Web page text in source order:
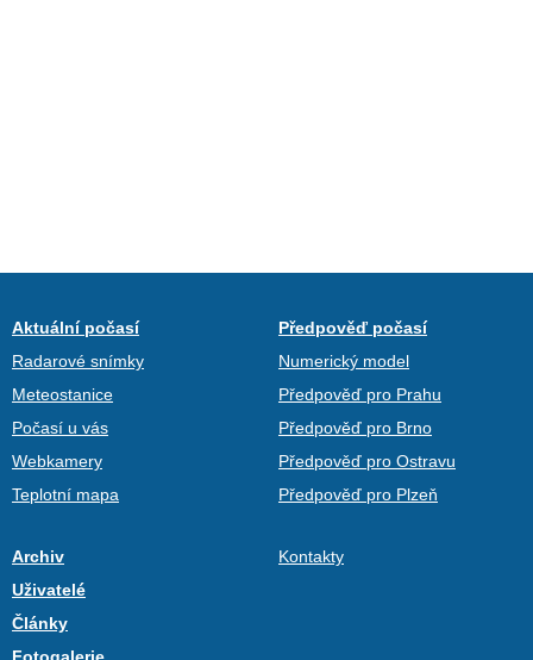
Aktuální počasí
Radarové snímky
Meteostanice
Počasí u vás
Webkamery
Teplotní mapa
Předpověď počasí
Numerický model
Předpověď pro Prahu
Předpověď pro Brno
Předpověď pro Ostravu
Předpověď pro Plzeň
Archiv
Uživatelé
Články
Kontakty